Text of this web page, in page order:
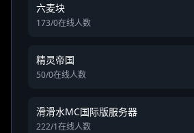
六麦块
173/0在线人数
精灵帝国
50/0在线人数
滑滑水MC国际版服务器
222/1在线人数